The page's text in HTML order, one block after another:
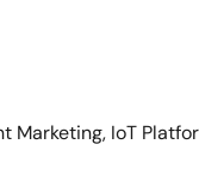
Marketing, IoT